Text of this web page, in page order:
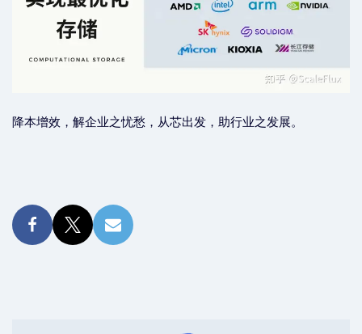
降本增效，解企业之忧愁，从芯出发，助行业之发展。